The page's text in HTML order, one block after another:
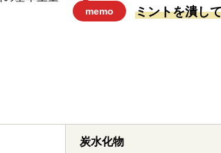
memo ミントを潰し
炭水化物